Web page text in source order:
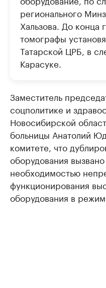
регионального
Хальзова. До конца
томографы
Татарской ЦРБ, в
Карасуке.
Заместитель
соцполитике и
Новосибирской
больницы Анатолий
комитете, что
оборудования
необходимостью
функционирования
оборудования в